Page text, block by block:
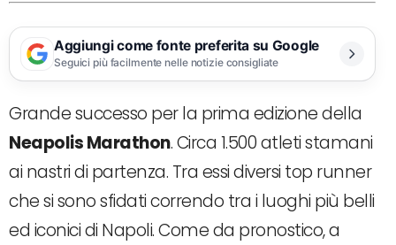
Aggiungi come fonte preferita su Google
Seguici più facilmente nelle notizie consigliate
Grande successo per la prima edizione della
Neapolis Marathon. Circa 1.500 atleti stamani
ai nastri di partenza. Tra essi diversi top runner
che si sono sfidati correndo tra i luoghi più belli
ed iconici di Napoli. Come da pronostico, a